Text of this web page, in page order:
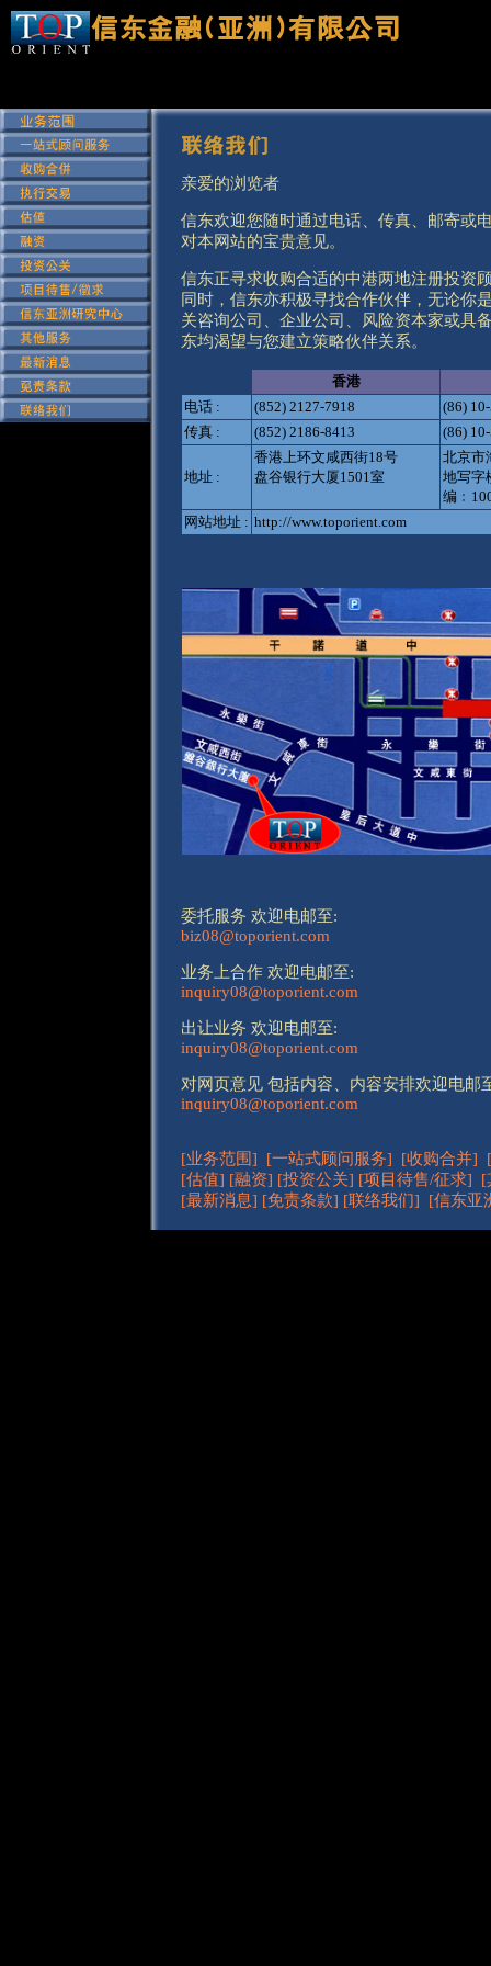
亲爱的浏览者
信东欢迎您随时通过电话、传真、邮寄或
对本网站的宝贵意见。
信东正寻求收购合适的中港两地注册投资
同时，信东亦积极寻找合作伙伴，无论你
关咨询公司、企业公司、风险资本家或具
东均渴望与您建立策略伙伴关系。
香港
电话 :
(852) 2127-7918
(86)
传真 :
(852) 2186-8413 (86)
地址 :
香港上环文咸西街18号
盘谷银行大厦1501室
北京市
地写字
编
网站地址 : http://www.toporient.com
委托服务 欢迎电邮至:
biz08@toporient.com
业务上合作 欢迎电邮至:
inquiry08@toporient.com
出让业务 欢迎电邮至:
inquiry08@toporient.com
对网页意见 包括内容、内容安排欢迎电邮
inquiry08@toporient.com
[业务范围] [一站式顾问服务] [收购合并]
[估值] [融资] [投资公关] [项目待售/征求]
[
[最新消息] [免责条款] [联络我们] [信东亚